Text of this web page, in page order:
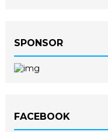
SPONSOR
FACEBOOK